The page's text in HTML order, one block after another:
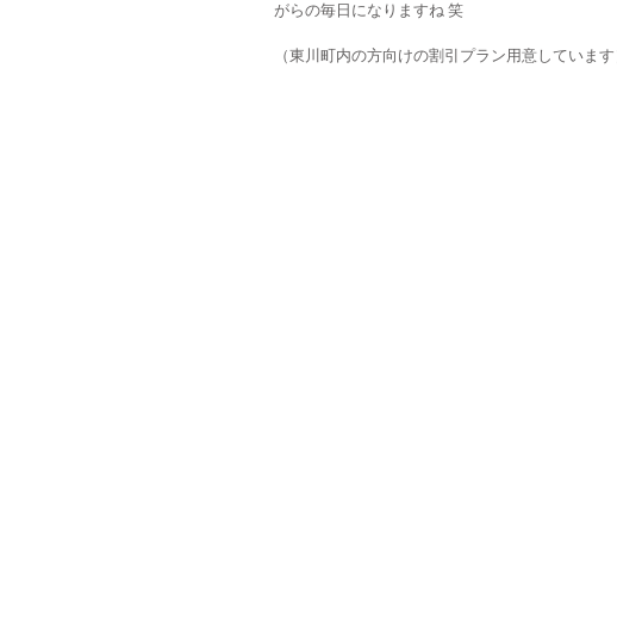
がらの毎日になりますね 笑
（東川町内の方向けの割引プラン用意しています